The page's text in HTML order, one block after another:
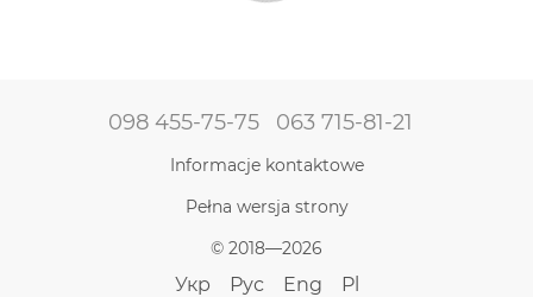
098 455-75-75 063 715-81-21
Informacje kontaktowe
Pełna wersja strony
© 2018—2026
Укр Рус Eng Pl